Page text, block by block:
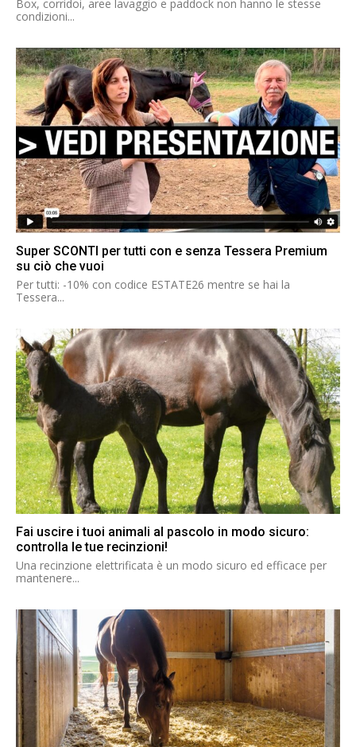
Box, corridoi, aree lavaggio e paddock non hanno le stesse
condizioni...
Super SCONTI per tutti con e senza Tessera Premium
su ciò che vuoi
Per tutti: -10% con codice ESTATE26 mentre se hai la
Tessera...
Fai uscire i tuoi animali al pascolo in modo sicuro:
controlla le tue recinzioni!
Una recinzione elettrificata è un modo sicuro ed efficace per
mantenere...